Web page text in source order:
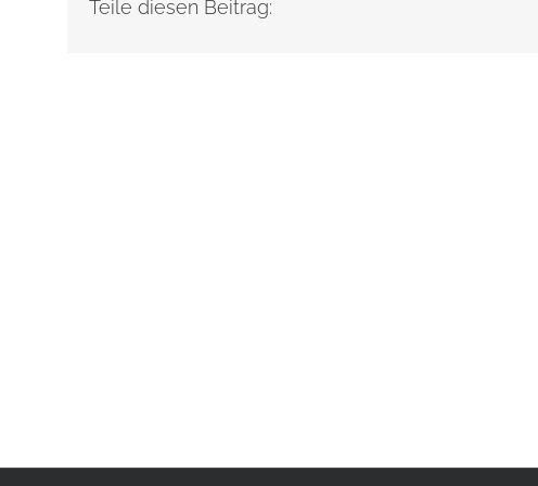
Teile diesen Beitrag: